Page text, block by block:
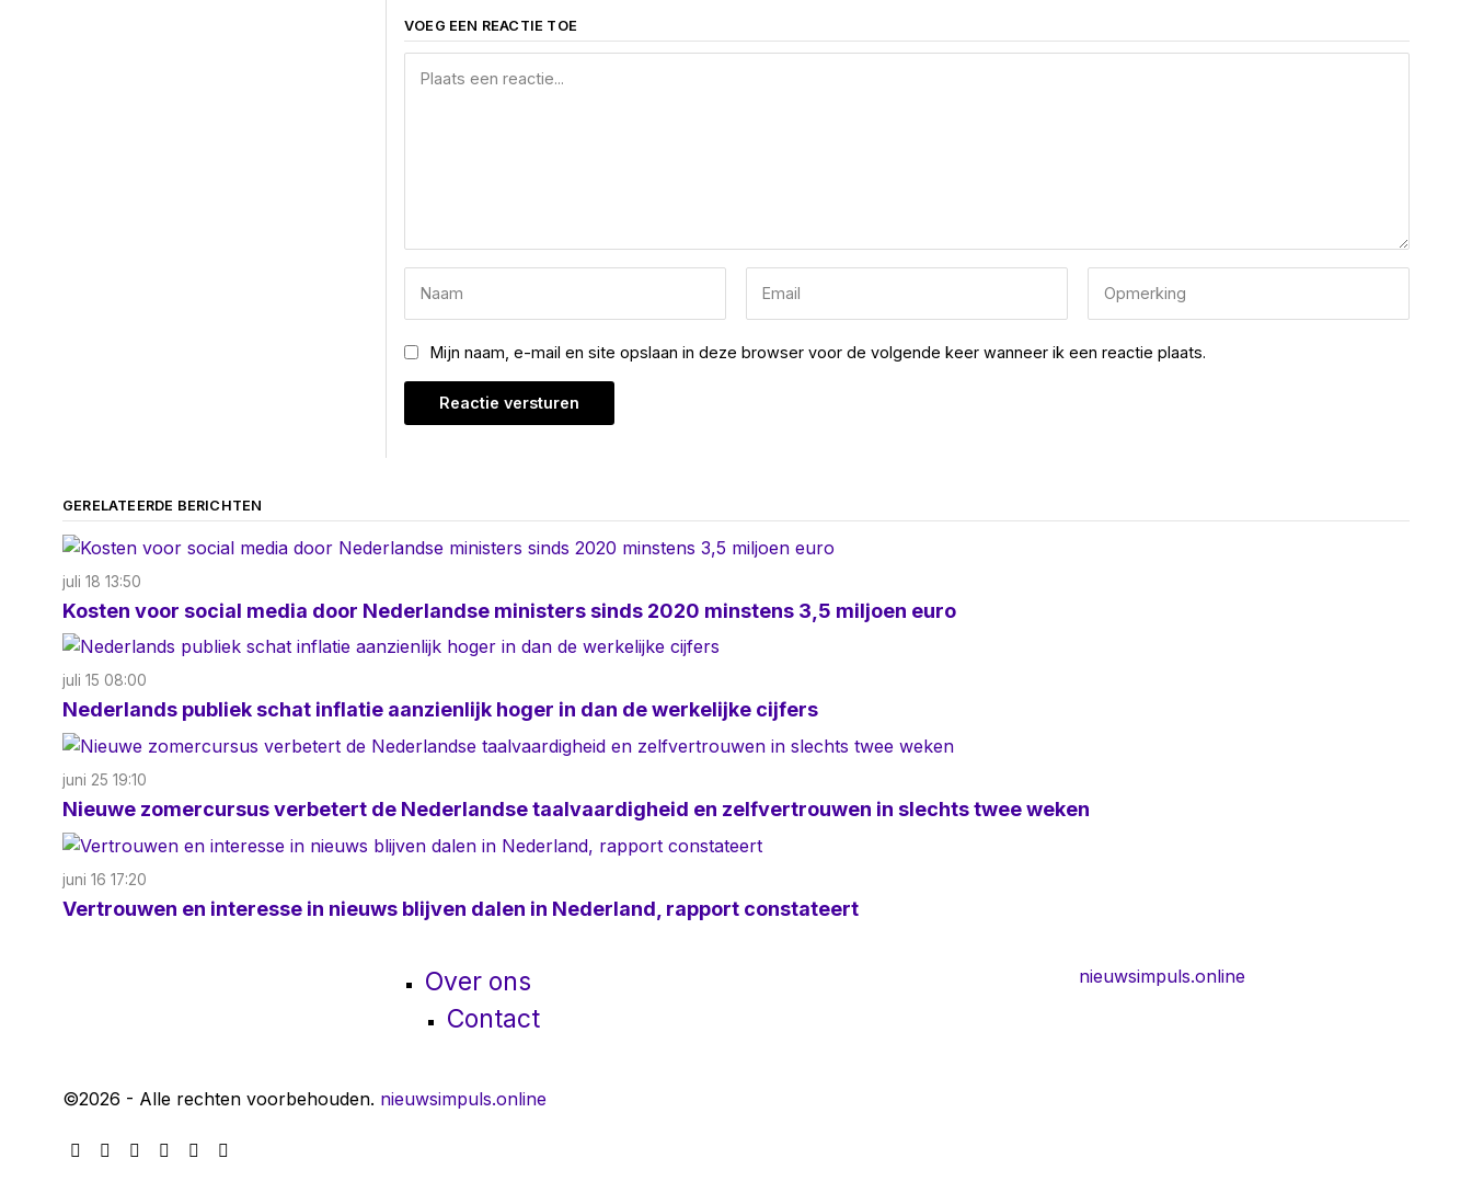
VOEG EEN REACTIE TOE
Mijn naam, e-mail en site opslaan in deze browser voor de volgende keer wanneer ik een reactie plaats.
GERELATEERDE BERICHTEN
juli 18 13:50
Kosten voor social media door Nederlandse ministers sinds 2020 minstens 3,5 miljoen euro
juli 15 08:00
Nederlands publiek schat inflatie aanzienlijk hoger in dan de werkelijke cijfers
juni 25 19:10
Nieuwe zomercursus verbetert de Nederlandse taalvaardigheid en zelfvertrouwen in slechts twee weken
juni 16 17:20
Vertrouwen en interesse in nieuws blijven dalen in Nederland, rapport constateert
Over ons
Contact
nieuwsimpuls.online
©2026 - Alle rechten voorbehouden. nieuwsimpuls.online